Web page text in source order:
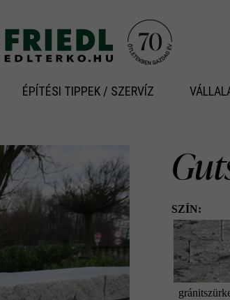
ÉPÍTÉSI TIPPEK / SZERVÍZ
SZÍN: